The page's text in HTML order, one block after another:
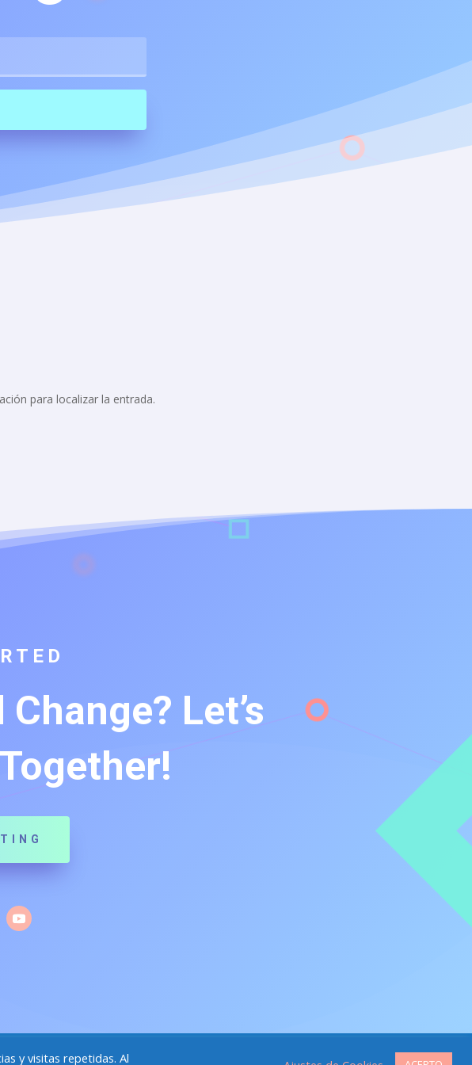
para localizar la entrada.
Let’s
y visitas repetidas. Al